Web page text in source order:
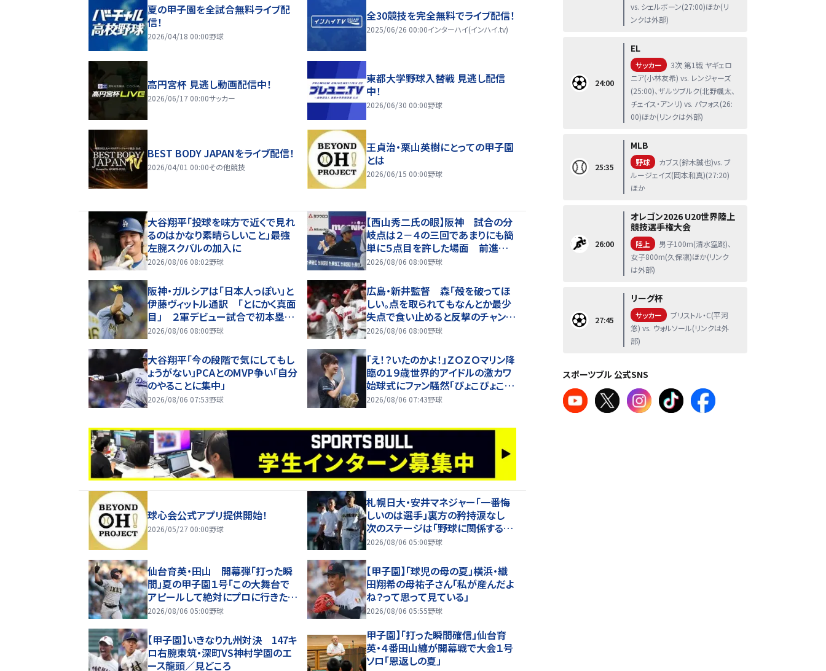
夏の甲子園を全試合無料ライブ配
信！
2026/04/18 00:00野球
全30競技を完全無料でライブ配信！
2025/06/26 00:00インターハイ(インハイ.tv)
高円宮杯 見逃し動画配信中！
2026/06/17 00:00サッカー
東都大学野球入替戦 見逃し配信
中！
2026/06/30 00:00野球
BEST BODY JAPANをライブ配信！
2026/04/01 00:00その他競技
王貞治・栗山英樹にとっての甲子園
とは
2026/06/15 00:00野球
大谷翔平「投球を味方で近くで見れ
るのはかなり素晴らしいこと」最強
左腕スクバルの加入に
2026/08/06 08:02野球
【西山秀二氏の眼】阪神 試合の分
岐点は２－４の三回であまりにも簡
単に５点目を許した場面 前進守
備で勝負を懸けるべきだった
2026/08/06 08:00野球
阪神・ガルシアは「日本人っぽい」と
伊藤ヴィットル通訳 「とにかく真面
目」 ２軍デビュー試合で初本塁打
もしみじみ「夢のようだ」
2026/08/06 08:00野球
広島・新井監督 森「殻を破ってほ
しい。点を取られてもなんとか最少
失点で食い止めると反撃のチャンス
もあるので」【一問一答】
2026/08/06 08:00野球
大谷翔平「今の段階で気にしてもし
ょうがない」PCAとのMVP争い「自分
のやることに集中」
2026/08/06 07:53野球
「え！？いたのかよ！」ＺＯＺＯマリン降
臨の１９歳世界的アイドルの激カワ
始球式にファン騒然「ぴょこぴょこし
て激かわ」「お顔が小さかった」
2026/08/06 07:43野球
球心会公式アプリ提供開始！
2026/05/27 00:00野球
札幌日大・安井マネジャー「一番悔
しいのは選手」裏方の矜持涙なし
次のステージは「野球に関係する仕
事」
2026/08/06 05:00野球
仙台育英・田山 開幕弾「打った瞬
間」夏の甲子園１号「この大舞台で
アピールして絶対にプロに行きた
い」２回戦へ
2026/08/06 05:00野球
【甲子園】「球児の母の夏」横浜・織
田翔希の母祐子さん「私が産んだよ
ね？って思って見ている」
2026/08/06 05:55野球
【甲子園】いきなり九州対決 147キ
ロ右腕東筑・深町VS神村学園のエ
ース龍頭／見どころ
甲子園】「打った瞬間確信」仙台育
英・４番田山纏が開幕戦で大会１号
ソロ「恩返しの夏」
vs. シェルボーン(27:00)ほか(リ
ンクは外部)
24:00
EL
サッカー
3次 第1戦 ヤギェロ
ニア(小林友希) vs. レンジャーズ
(25:00)、ザルツブルク(北野颯太、
チェイス・アンリ) vs. パフォス(26:
00)ほか(リンクは外部)
25:35
MLB
野球
カブス(鈴木誠也)vs. ブ
ルージェイズ(岡本和真)(27:20)
ほか
26:00
オレゴン2026 U20世界陸上
競技選手権大会
陸上
男子100m(清水空跳)、
女子800m(久保凛)ほか(リンク
は外部)
27:45
リーグ杯
サッカー
ブリストル・C(平河
悠) vs. ウォルソール(リンクは外
部)
スポーツブル 公式SNS